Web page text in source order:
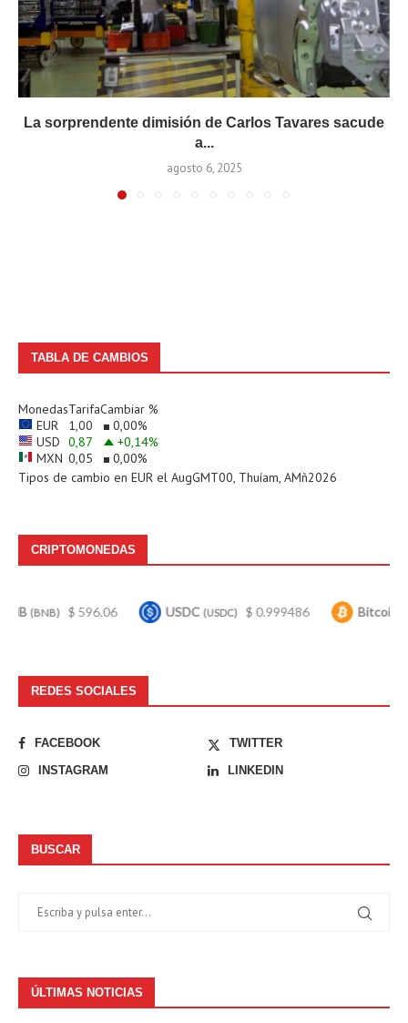
La sorprendente dimisión de Carlos Tavares sacude
a...
agosto 6, 2025
TABLA DE CAMBIOS
MonedasTarifaCambiar %
EUR
1,00 0,00%
USD 0,87 +0,14%
MXN 0,05 0,00%
Tipos de cambio en EUR el AugGMT00, Thuíam, AMñ2026
CRIPTOMONEDAS
$ 596.06 USDC(USDC) $ 0.999486 Bitcoin(BTC) $
REDES SOCIALES
FACEBOOK
TWITTER
INSTAGRAM
LINKEDIN
BUSCAR
ÚLTIMAS NOTICIAS